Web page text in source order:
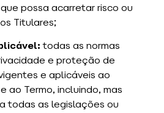
possa acarretar risco ou
Titulares;
todas as normas
e proteção de
e aplicáveis ao
ao Termo, incluindo, mas
todas as legislações ou